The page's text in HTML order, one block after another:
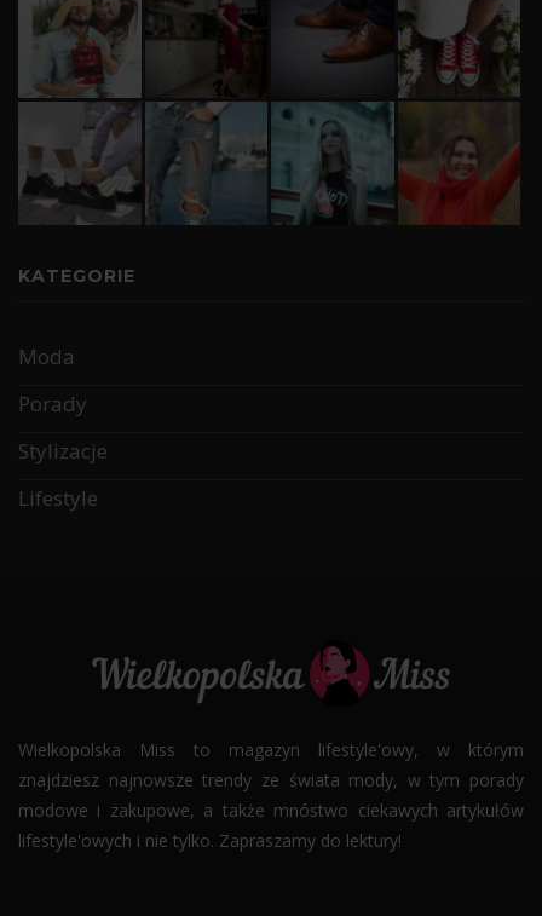
KATEGORIE
Moda
Porady
Stylizacje
Lifestyle
Wielkopolska Miss to magazyn lifestyle'owy, w którym
znajdziesz najnowsze trendy ze świata mody, w tym porady
modowe i zakupowe, a także mnóstwo ciekawych artykułów
lifestyle'owych i nie tylko. Zapraszamy do lektury!